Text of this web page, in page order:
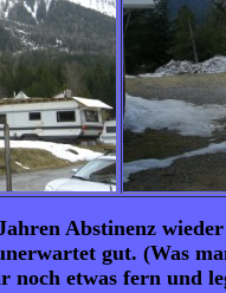
Abstinenz
gut. (Was
noch etwas fern und